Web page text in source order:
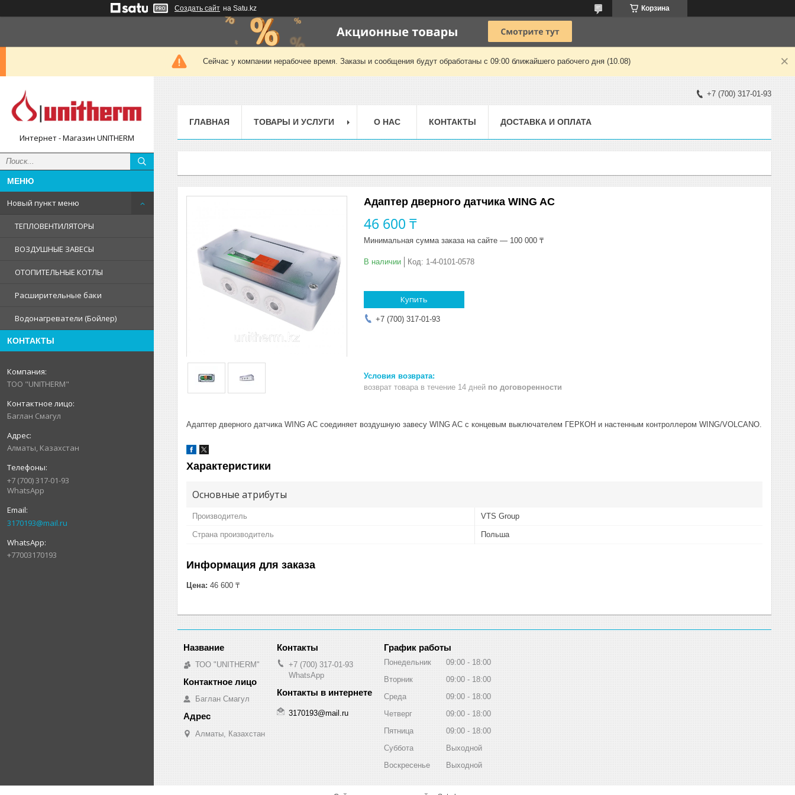
Создать сайт на Satu.kz Корзина
Сейчас у компании нерабочее время. Заказы и сообщения будут обработаны с 09:00 ближайшего рабочего дня (10.08)
Интернет - Магазин UNITHERM
Новый пункт меню
ТЕПЛОВЕНТИЛЯТОРЫ
ВОЗДУШНЫЕ ЗАВЕСЫ
ОТОПИТЕЛЬНЫЕ КОТЛЫ
Расширительные баки
Водонагреватели (Бойлер)
КОНТАКТЫ
ТОО "UNITHERM"
Баглан Смагул
Алматы, Казахстан
+7 (700) 317-01-93
WhatsApp
3170193@mail.ru
+77003170193
+7 (700) 317-01-93
ГЛАВНАЯ ТОВАРЫ И УСЛУГИ О НАС КОНТАКТЫ ДОСТАВКА И ОПЛАТА
Адаптер дверного датчика WING AC
46 600 ₸
Минимальная сумма заказа на сайте — 100 000 ₸
В наличии Код: 1-4-0101-0578
Купить
+7 (700) 317-01-93
возврат товара в течение 14 дней по договоренности
Адаптер дверного датчика WING AC соединяет воздушную завесу WING AC с концевым выключателем ГЕРКОН и настенным контроллером WING/VOLCANO.
Характеристики
Основные атрибуты
Производитель VTS Group
Страна производитель Польша
Информация для заказа
Цена: 46 600 ₸
ТОО "UNITHERM"
Баглан Смагул
Алматы, Казахстан
+7 (700) 317-01-93
WhatsApp
3170193@mail.ru
График работы
Понедельник 09:00
18:00
Вторник
09:00
18:00
Среда
09:00
18:00
Четверг
09:00
18:00
Пятница
09:00
18:00
Суббота
Выходной
Воскресенье
Выходной